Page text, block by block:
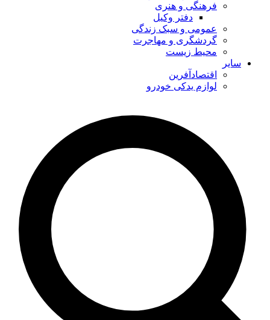
فرهنگی و هنری
دفتر وکیل
عمومی و سبک زندگی
گردشگری و مهاجرت
محیط زیست
سایر
اقتصادآفرین
لوازم یدکی خودرو